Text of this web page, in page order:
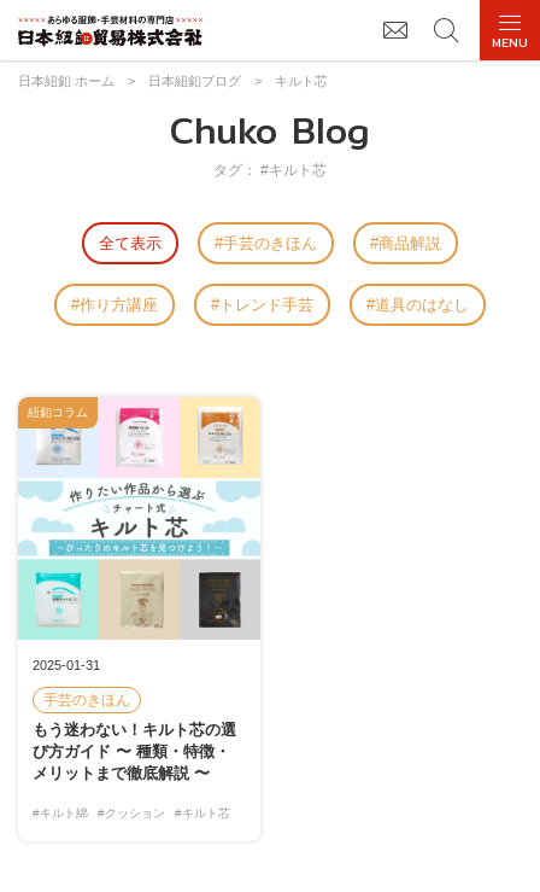
日本紐釦 ホーム > 日本紐釦ブログ > キルト芯
Chuko Blog
タグ： #キルト芯
全て表示 手芸のきほん 商品解説
作り方講座 トレンド手芸 道具のはなし
2025-01-31
手芸のきほん
もう迷わない！キルト芯の選
び方ガイド 〜 種類・特徴・
メリットまで徹底解説 〜
#キルト綿 #クッション #キルト芯
紐釦コラム